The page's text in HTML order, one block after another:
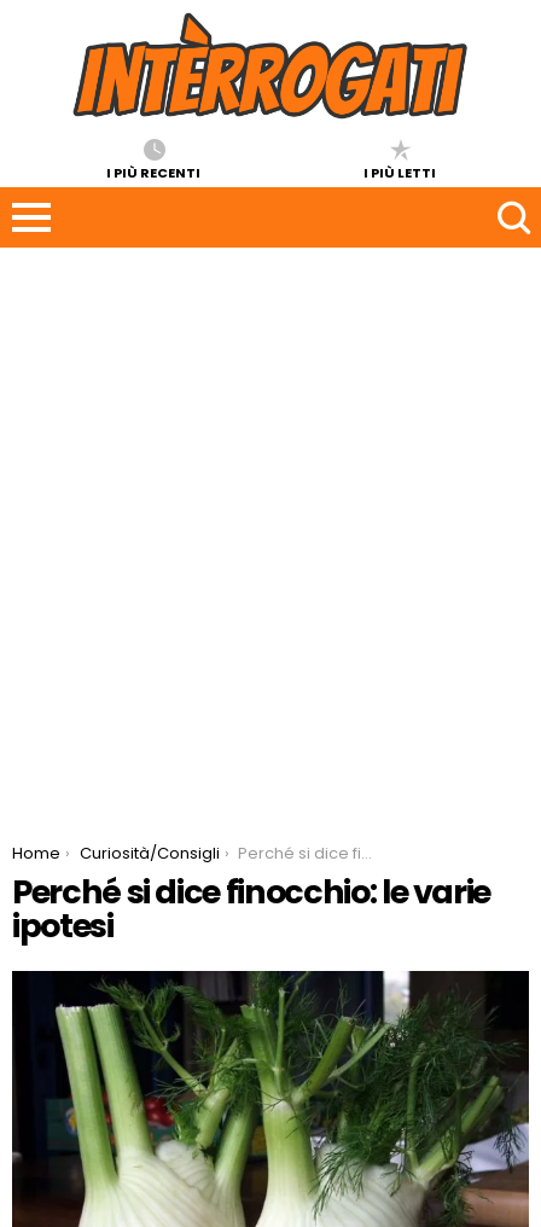
I PIÙ RECENTI I PIÙ LETTI
You are here:
Home Curiosità/Consigli Perché si dice finocchio: le varie ipotesi
Perché si dice finocchio: le varie
ipotesi